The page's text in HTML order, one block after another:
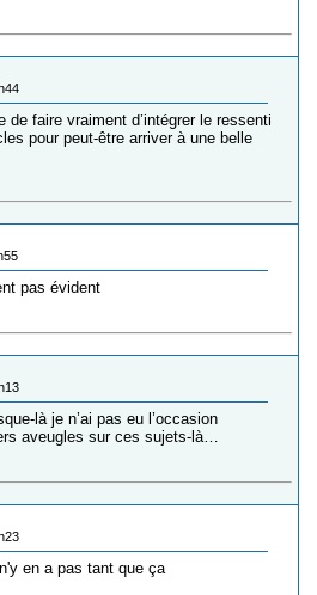
de faire vraiment d’intégrer le ressenti
pour peut-être arriver à une belle
pas évident
là je n’ai pas eu l’occasion
aveugles sur ces sujets-là…
en a pas tant que ça